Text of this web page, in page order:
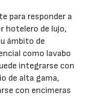
para responder a
hotelero de lujo,
ámbito de
como lavabo
integrarse con
de alta gama,
con encimeras